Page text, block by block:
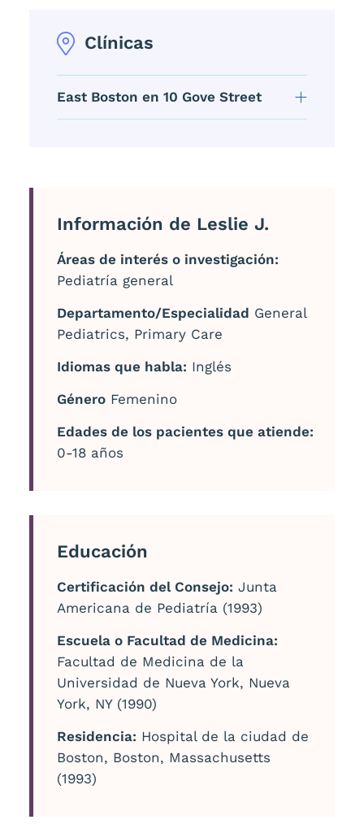
Clínicas
East Boston en 10 Gove Street
Información de Leslie J.
Áreas de interés o investigación:
Pediatría general
Departamento/Especialidad General
Pediatrics, Primary Care
Idiomas que habla: Inglés
GéneroFemenino
Edades de los pacientes que atiende:
0-18 años
Educación
Certificación del Consejo: Junta
Americana de Pediatría (1993)
Escuela o Facultad de Medicina:
Facultad de Medicina de la
Universidad de Nueva York, Nueva
York, NY (1990)
Residencia: Hospital de la ciudad de
Boston, Boston, Massachusetts
(1993)